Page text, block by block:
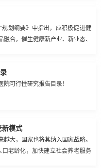
体目标下，政府更加强调公立医
步推行取消药品加成和医疗服务价
的改革措施。
规划纲要》中指出，应积极促进健
合，催生健康新产业、新业态、
可行性研究报告目录！
新模式
大，国家也将其纳入国家战略。
老龄化，加快建立社会养老服务